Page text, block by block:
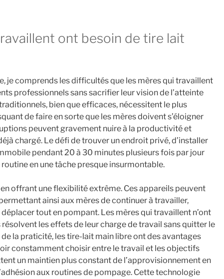
je comprends les difficultés que les mères qui travaillent
professionnels sans sacrifier leur vision de l’atteinte
bien que efficaces, nécessitent le plus
de faire en sorte que les mères doivent s’éloigner
peuvent gravement nuire à la productivité et
chargé. Le défi de trouver un endroit privé, d’installer
pendant 20 à 30 minutes plusieurs fois par jour
en une tâche presque insurmontable.
offrant une flexibilité extrême. Ces appareils peuvent
ainsi aux mères de continuer à travailler,
tout en pompant. Les mères qui travaillent n’ont
les effets de leur charge de travail sans quitter le
la praticité, les tire-lait main libre ont des avantages
constamment choisir entre le travail et les objectifs
un maintien plus constant de l’approvisionnement en
aux routines de pompage. Cette technologie